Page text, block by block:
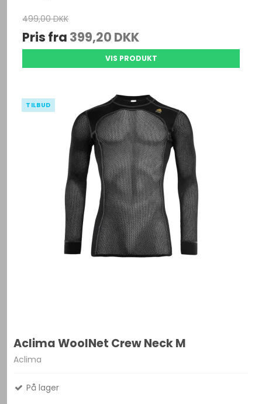
499,00 DKK
Pris fra 399,20 DKK
VIS PRODUKT
TILBUD
Aclima WoolNet Crew Neck M
Aclima
På lager